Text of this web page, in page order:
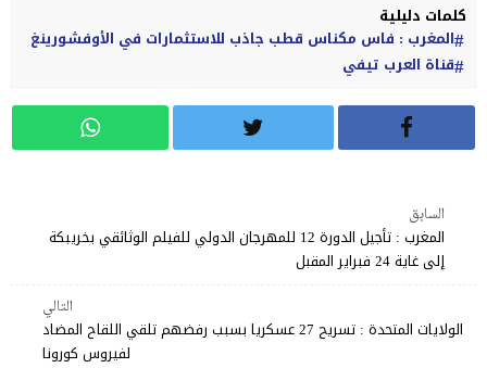
كلمات دليلية
المغرب : فاس مكناس قطب جاذب للاستثمارات في الأوفشورينغ
قناة العرب تيفي
السابق
المغرب : تأجيل الدورة 12 للمهرجان الدولي للفيلم الوثائقي بخريبكة
إلى غاية 24 فبراير المقبل
التالي
الولايات المتحدة : تسريح 27 عسكريا بسبب رفضهم تلقي اللقاح المضاد
لفيروس كورونا